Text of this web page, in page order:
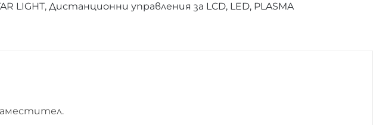
LIGHT, Дистанционни управления за LCD, LED, PLASMA